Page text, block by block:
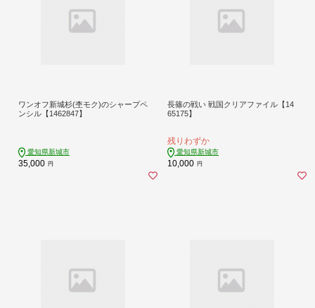
ワンオフ新城杉(杢モク)のシャープペ
ンシル【1462847】
愛知県新城市
35,000 円
長篠の戦い 戦国クリアファイル【14
65175】
残りわずか
愛知県新城市
10,000 円